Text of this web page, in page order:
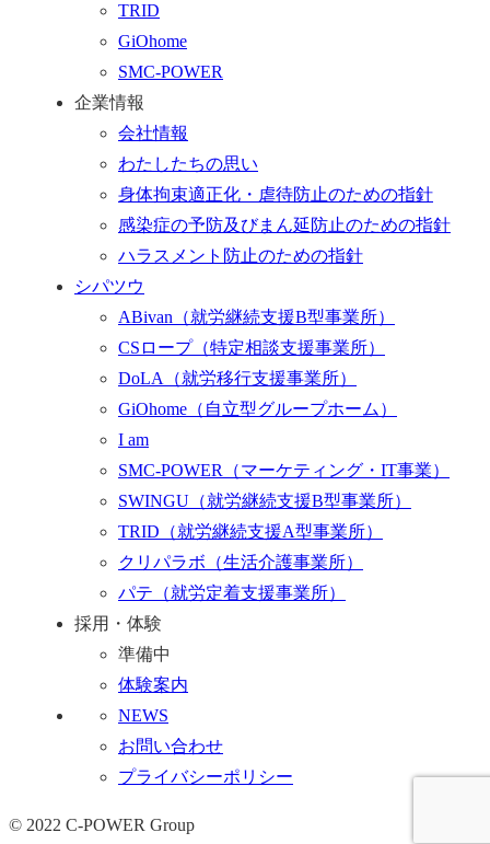
TRID
GiOhome
SMC-POWER
企業情報
会社情報
わたしたちの思い
身体拘束適正化・虐待防止のための指針
感染症の予防及びまん延防止のための指針
ハラスメント防止のための指針
シパツウ
ABivan （就労継続支援B型事業所）
CSロープ （特定相談支援事業所）
DoLA （就労移行支援事業所）
GiOhome （自立型グループホーム）
I am
SMC-POWER （マーケティング・IT事業）
SWINGU （就労継続支援B型事業所）
TRID （就労継続支援A型事業所）
クリパラボ （生活介護事業所）
パテ （就労定着支援事業所）
採用・体験
準備中
体験案内
NEWS
お問い合わせ
プライバシーポリシー
© 2022 C-POWER Group